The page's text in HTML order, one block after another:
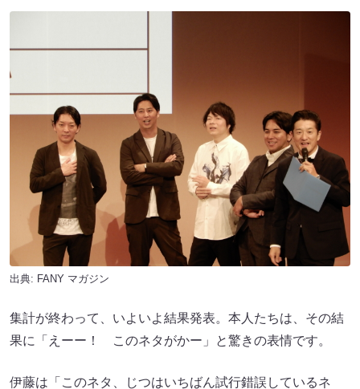
出典: FANY マガジン
集計が終わって、いよいよ結果発表。本人たちは、その結
果に「えーー！ このネタがかー」と驚きの表情です。
伊藤は「このネタ、じつはいちばん試行錯誤しているネ